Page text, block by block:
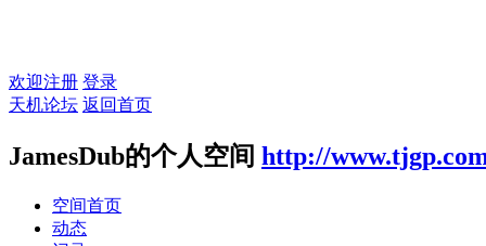
欢迎注册 登录
天机论坛 返回首页
JamesDub的个人空间 http://
空间首页
动态